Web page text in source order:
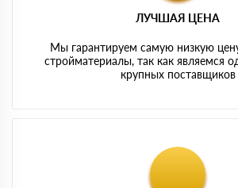
ЛУЧШАЯ ЦЕНА
Мы гарантируем самую низкую
стройматериалы, так как являемся
крупных поставщиков